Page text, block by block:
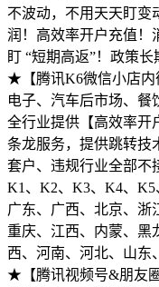
不波动，不用天天盯变
润！​ 高效率开户充值！
盯 “短期高返”！政策
★【腾讯K6微信小店内
电子、汽车后市场、餐
全行业提供【高效率开
条龙服务，提供跳转技
套户、违规行业全部
K1、K2、K3、K4、
广东、广西、北京、浙
重庆、江西、内蒙、黑
西、河南、河北、山
★【腾讯视频号&朋友